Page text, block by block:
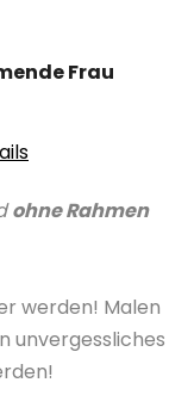
ohne Rahmen
werden! Malen
unvergessliches
Frau